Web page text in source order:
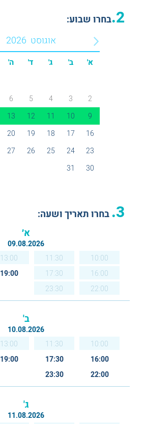
2. בחרו שבוע:
אוגוסט 2026
א' ב' ג' ד' ה'
2
3
4
5
6
9
10
11
12
13
16
17
18
19
20
23
24
25
26
27
30
31
3. בחרו תאריך ושעה:
א׳
09.08.2026
10:00
11:30
13:00
16:00
17:30
19:00
22:00
23:30
ב'
10.08.2026
10:00
11:30
13:00
16:00
17:30
19:00
22:00
23:30
ג'
11.08.2026